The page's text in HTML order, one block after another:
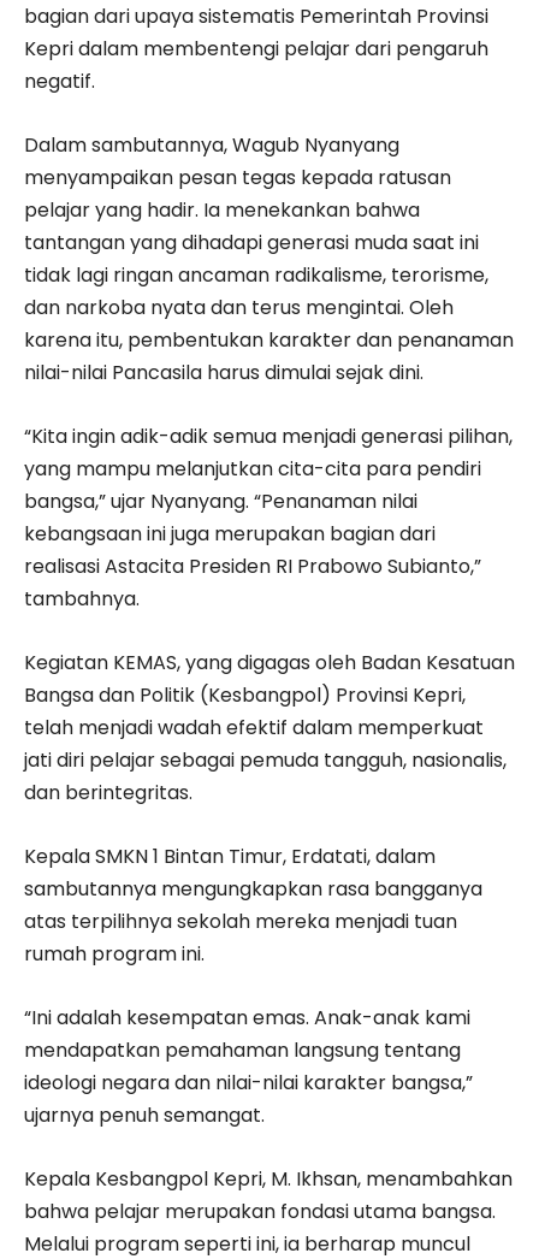
bagian dari upaya sistematis Pemerintah Provinsi
Kepri dalam membentengi pelajar dari pengaruh
negatif.
Dalam sambutannya, Wagub Nyanyang
menyampaikan pesan tegas kepada ratusan
pelajar yang hadir. Ia menekankan bahwa
tantangan yang dihadapi generasi muda saat ini
tidak lagi ringan ancaman radikalisme, terorisme,
dan narkoba nyata dan terus mengintai. Oleh
karena itu, pembentukan karakter dan penanaman
nilai-nilai Pancasila harus dimulai sejak dini.
“Kita ingin adik-adik semua menjadi generasi pilihan,
yang mampu melanjutkan cita-cita para pendiri
bangsa,” ujar Nyanyang. “Penanaman nilai
kebangsaan ini juga merupakan bagian dari
realisasi Astacita Presiden RI Prabowo Subianto,”
tambahnya.
Kegiatan KEMAS, yang digagas oleh Badan Kesatuan
Bangsa dan Politik (Kesbangpol) Provinsi Kepri,
telah menjadi wadah efektif dalam memperkuat
jati diri pelajar sebagai pemuda tangguh, nasionalis,
dan berintegritas.
Kepala SMKN 1 Bintan Timur, Erdatati, dalam
sambutannya mengungkapkan rasa bangganya
atas terpilihnya sekolah mereka menjadi tuan
rumah program ini.
“Ini adalah kesempatan emas. Anak-anak kami
mendapatkan pemahaman langsung tentang
ideologi negara dan nilai-nilai karakter bangsa,”
ujarnya penuh semangat.
Kepala Kesbangpol Kepri, M. Ikhsan, menambahkan
bahwa pelajar merupakan fondasi utama bangsa.
Melalui program seperti ini, ia berharap muncul